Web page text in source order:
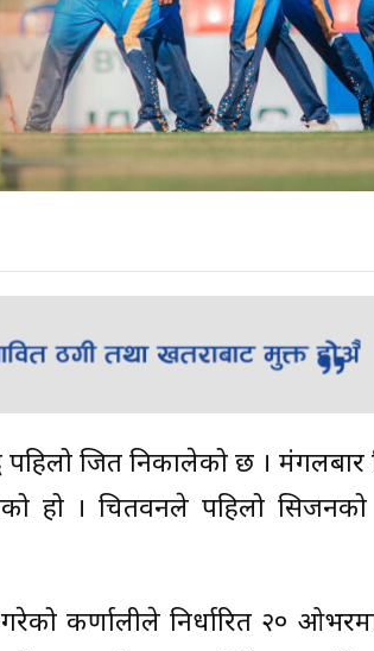
जित निकालेको छ । मंगलबार
हो । चितवनले पहिलो सिजनको
कर्णालीले निर्धारित २०